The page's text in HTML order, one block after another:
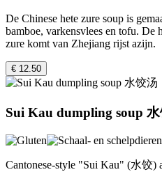
De Chinese hete zure soup is
bamboe, varkensvlees en tofu. De
zure komt van Zhejiang rijst azijn.
€ 12.50
Sui Kau dumpling soup
Cantonese-style "Sui Kau" (水饺)